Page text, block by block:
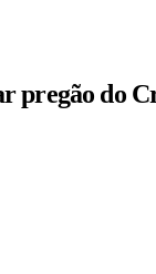
pregão do